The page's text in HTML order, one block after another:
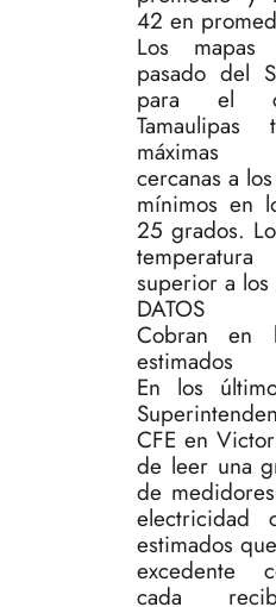
42 en
Los
pasado del
para el
Tamaulipas
máximas
cercanas a
mínimos en
25 grados.
superior a los
DATOS
Cobran en
estimados
En los
CFE en
de leer una
de
electricidad
estimados
excedente
cada